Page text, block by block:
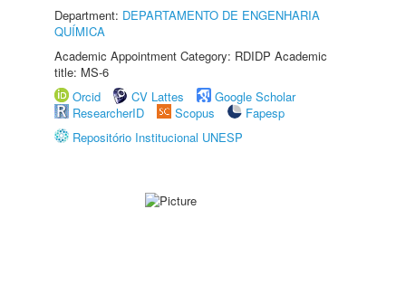
Department: DEPARTAMENTO DE ENGENHARIA
QUÍMICA
Academic Appointment Category: RDIDP Academic
title: MS-6
Orcid
CV Lattes
Google Scholar
ResearcherID
Scopus
Fapesp
Repositório Institucional UNESP